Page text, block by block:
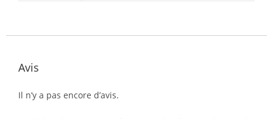
Avis
Il n’y a pas encore d’avis.